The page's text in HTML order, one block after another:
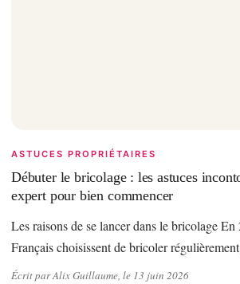
ASTUCES PROPRIÉTAIRES
Débuter le bricolage : les astuces
expert pour bien commencer
Les raisons de se lancer dans le bricolage
Français choisissent de bricoler
Écrit par Alix Guillaume, le 13 juin 2026